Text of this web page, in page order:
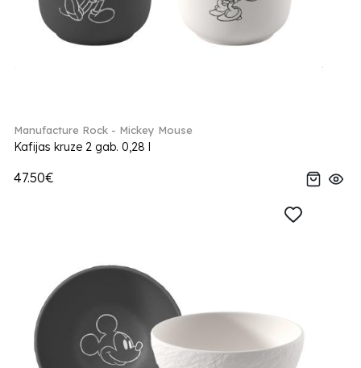
Manufacture Rock - Mickey Mouse
Kafijas kruze 2 gab. 0,28 l
47.50€